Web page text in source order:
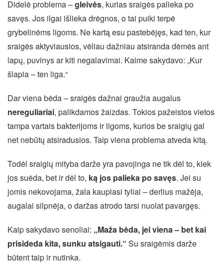
Didelė problema –gleivės, kurias sraigės palieka po
savęs. Jos ilgai išlieka drėgnos, o tai puiki terpė
grybelinėms ligoms. Ne kartą esu pastebėjęs, kad ten, kur
sraigės aktyviausios, vėliau dažniau atsiranda dėmės ant
lapų, puvinys ar kiti negalavimai. Kaime sakydavo: „Kur
šlapia – ten liga.“
Dar viena bėda – sraigės dažnai graužia augalus
nereguliariai, palikdamos žaizdas. Tokios pažeistos vietos
tampa vartais bakterijoms ir ligoms, kurios be sraigių gal
net nebūtų atsiradusios. Taip viena problema atveda kitą.
Todėl sraigių mityba darže yra pavojinga ne tik dėl to, kiek
jos suėda, bet ir dėl to, ką jos palieka po savęs. Jei su
jomis nekovojama, žala kaupiasi tyliai – derlius mažėja,
augalai silpnėja, o daržas atrodo tarsi nuolat pavargęs.
Kaip sakydavo senoliai: „Maža bėda, jei viena – bet kai
prisideda kita, sunku atsigauti.“ Su sraigėmis darže
būtent taip ir nutinka.